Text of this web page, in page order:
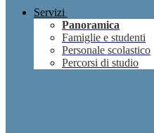
Servizi
Panoramica
Famiglie e studenti
Personale scolastico
Percorsi di studio